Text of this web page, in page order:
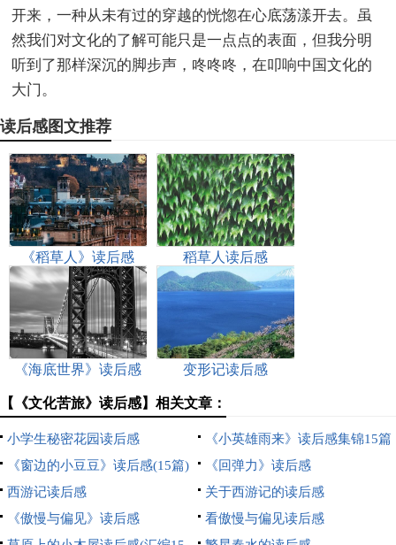
开来，一种从未有过的穿越的恍惚在心底荡漾开去。虽
然我们对文化的了解可能只是一点点的表面，但我分明
听到了那样深沉的脚步声，咚咚咚，在叩响中国文化的
大门。
读后感图文推荐
《稻草人》读后感 稻草人读后感
《海底世界》读后感 变形记读后感
【《文化苦旅》读后感】相关文章：
小学生秘密花园读后感
《小英雄雨来》读后感集锦15篇
《窗边的小豆豆》读后感(15篇)
《回弹力》读后感
西游记读后感
关于西游记的读后感
《傲慢与偏见》读后感
看傲慢与偏见读后感